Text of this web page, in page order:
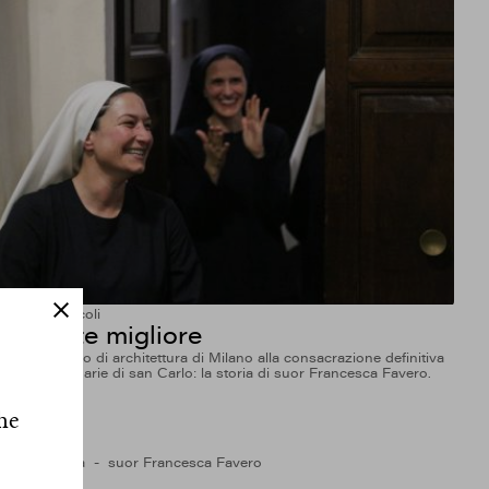
Articoli
La parte migliore
Da uno studio di architettura di Milano alla consacrazione definitiva
nelle Missionarie di san Carlo: la storia di suor Francesca Favero.
Roma Aurelia suor Francesca Favero